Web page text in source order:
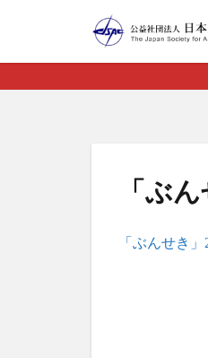
「ぶ
「ぶんせき